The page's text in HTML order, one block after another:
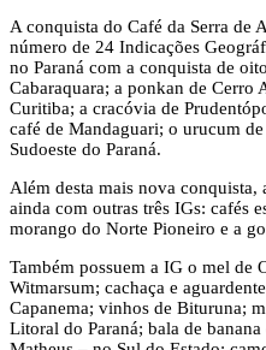
A conquista do Café da Serra de
número de 24 Indicações
no Paraná com a conquista de
Cabaraquara; a ponkan de Cerro
Curitiba; a cracóvia de
café de Mandaguari; o urucum
Sudoeste do Paraná.
Além desta mais nova conquista,
ainda com outras três IGs: cafés
morango do Norte Pioneiro e a
Também possuem a IG o mel de
Witmarsum; cachaça e
Capanema; vinhos de Bituruna;
Litoral do Paraná; bala de